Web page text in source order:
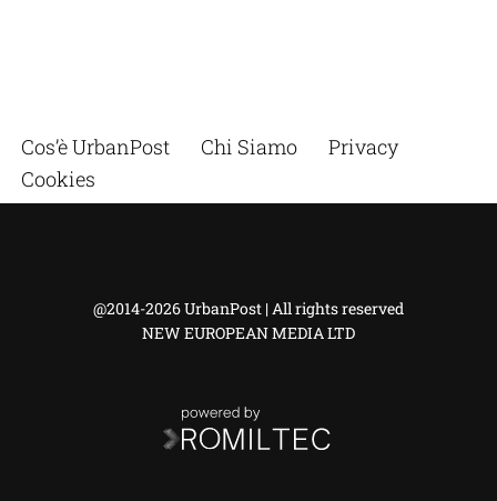
Cos’è UrbanPost Chi Siamo
Privacy
Cookies
@2014-2026 UrbanPost | All rights reserved
NEW EUROPEAN MEDIA LTD